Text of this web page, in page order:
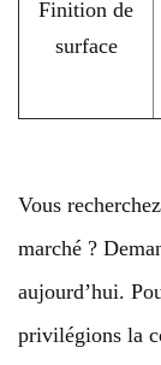
Finition de
surface
Vous
marché ?
aujourd’hui.
privilégions la